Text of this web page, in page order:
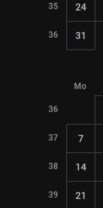
35 24
36 31
Mo
36
37 7
38 14
39 21